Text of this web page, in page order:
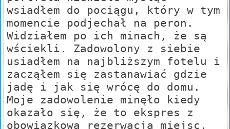
wsiadłem do pociągu, który w tym
momencie podjechał na peron.
Widziałem po ich minach, że są
wściekli. Zadowolony z siebie
usiadłem na najbliższym fotelu i
zacząłem się zastanawiać gdzie
jadę i jak się wrócę do domu.
Moje zadowolenie minęło kiedy
okazało się, że to ekspres z
obowiązkową rezerwacją miejsc.